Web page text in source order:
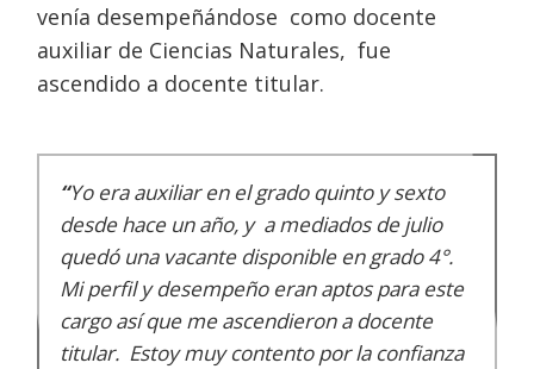
venía desempeñándose como docente
auxiliar de Ciencias Naturales, fue
ascendido a docente titular.
“Yo era auxiliar en el grado quinto y sexto
desde hace un año, y a mediados de julio
quedó una vacante disponible en grado 4°.
Mi perfil y desempeño eran aptos para este
cargo así que me ascendieron a docente
titular. Estoy muy contento por la confianza